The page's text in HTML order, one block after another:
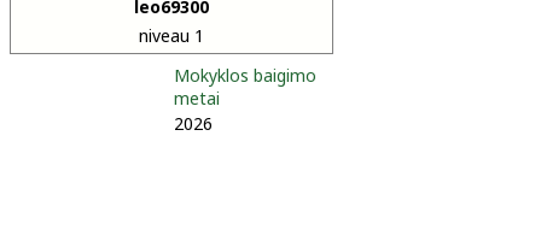
leo69300
niveau 1
Mokyklos baigimo
metai
2026